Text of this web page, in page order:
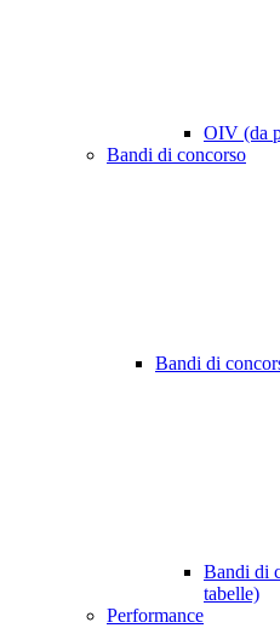
OIV (da
Bandi di concorso
Bandi di
Bandi di
tabelle)
Performance